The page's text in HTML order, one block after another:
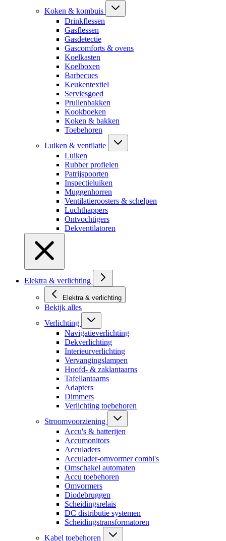
Koken & kombuis
Drinkflessen
Gasflessen
Gasdetectie
Gascomforts & ovens
Koelkasten
Koelboxen
Barbecues
Keukentextiel
Serviesgoed
Prullenbakken
Kookboeken
Koken & bakken
Toebehoren
Luiken & ventilatie
Luiken
Rubber profielen
Patrijspoorten
Inspectieluiken
Muggenhorren
Ventilatieroosters & schelpen
Luchthappers
Ontvochtigers
Dekventilatoren
Elektra & verlichting
Elektra & verlichting
Bekijk alles
Verlichting
Navigatieverlichting
Dekverlichting
Interieurverlichting
Vervangingslampen
Hoofd- & zaklantaarns
Tafellantaarns
Adapters
Dimmers
Verlichting toebehoren
Stroomvoorziening
Accu's & batterijen
Accumonitors
Acculaders
Acculader-omvormer combi's
Omschakel automaten
Accu toebehoren
Omvormers
Diodebruggen
Scheidingsrelais
DC distributie systemen
Scheidingstransformatoren
Kabel toebehoren